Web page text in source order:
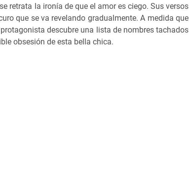
retrata la ironía de que el amor es ciego. Sus versos
que se va revelando gradualmente. A medida que
descubre una lista de nombres tachados
obsesión de esta bella chica.